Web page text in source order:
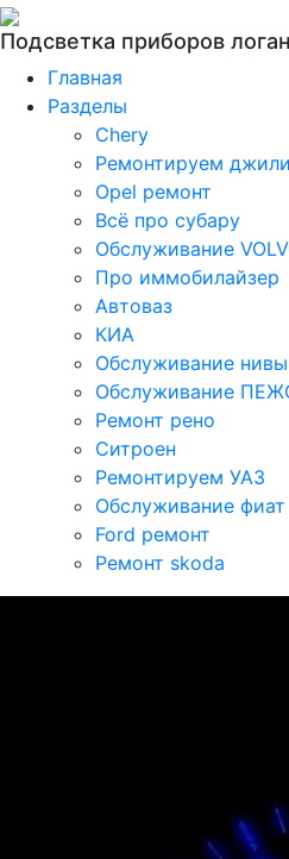
Подсветка приборов
Главная
Разделы
Chery
Ремонтируем джили
Opel ремонт
Всё про субару
Обслуживание
Про иммобилайзер
Автоваз
КИА
Обслуживание нивы
Обслуживание
Ремонт рено
Ситроен
Ремонтируем УАЗ
Обслуживание фиат
Ford ремонт
Ремонт skoda